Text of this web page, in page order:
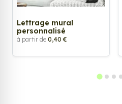
Lettrage mural
personnalisé
à partir de 0,40 €